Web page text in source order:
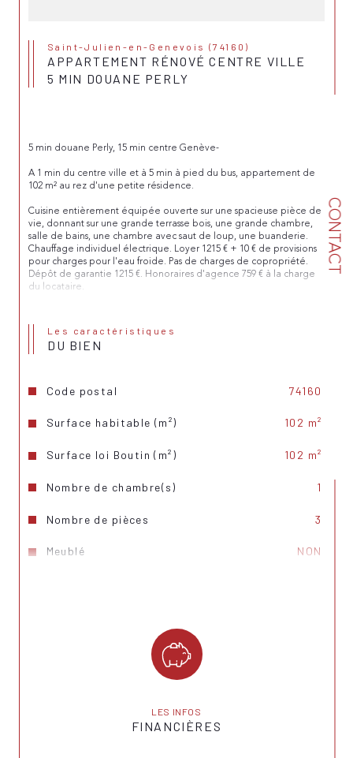
CONTACT
Saint-Julien-en-Genevois (74160)
APPARTEMENT RÉNOVÉ CENTRE VILLE
5 MIN DOUANE PERLY
5 min douane Perly, 15 min centre Genève-
A 1 min du centre ville et à 5 min à pied du bus, appartement de
102 m² au rez d'une petite résidence.
Cuisine entièrement équipée ouverte sur une spacieuse pièce de
vie, donnant sur une grande terrasse bois, une grande chambre,
salle de bains, une chambre avec saut de loup, une buanderie.
Chauffage individuel électrique. Loyer 1215 € + 10 € de provisions
pour charges pour l'eau froide. Pas de charges de copropriété.
Dépôt de garantie 1215 €. Honoraires d'agence 759 € à la charge
du locataire.
Les caractéristiques
DU BIEN
Code postal 74160
Surface habitable (m²) 102 m²
Surface loi Boutin (m²) 102 m²
Nombre de chambre(s) 1
Nombre de pièces 3
Meublé NON
LES INFOS
FINANCIÈRES